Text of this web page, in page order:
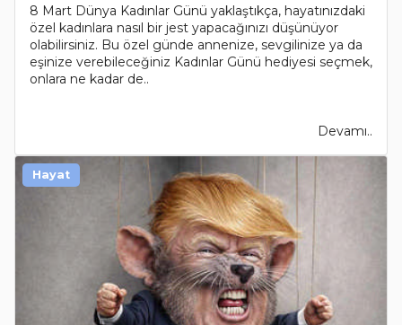
8 Mart Dünya Kadınlar Günü yaklaştıkça, hayatınızdaki
özel kadınlara nasıl bir jest yapacağınızı düşünüyor
olabilirsiniz. Bu özel günde annenize, sevgilinize ya da
eşinize verebileceğiniz Kadınlar Günü hediyesi seçmek,
onlara ne kadar de..
Devamı..
Hayat